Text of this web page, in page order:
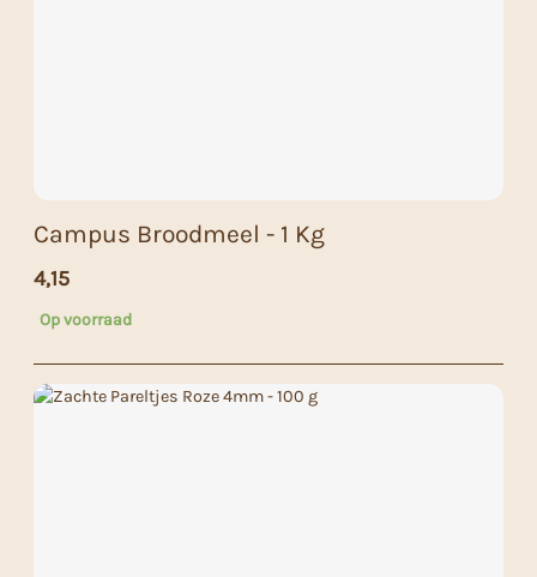
Campus Broodmeel - 1 Kg
4,15
Op voorraad